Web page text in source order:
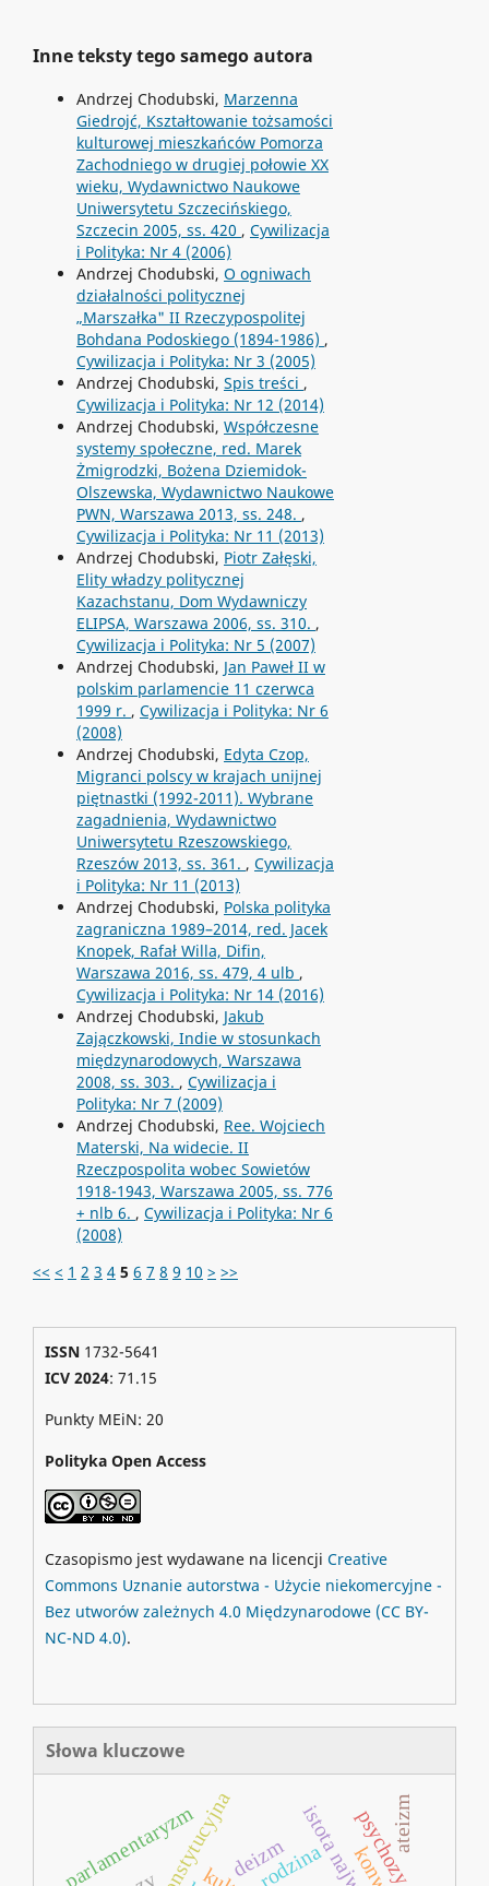
Inne teksty tego samego autora
Andrzej Chodubski, Marzenna
Giedrojć, Kształtowanie tożsamości
kulturowej mieszkańców Pomorza
Zachodniego w drugiej połowie XX
wieku, Wydawnictwo Naukowe
Uniwersytetu Szczecińskiego,
Szczecin 2005, ss. 420 , Cywilizacja
i Polityka: Nr 4 (2006)
Andrzej Chodubski, O ogniwach
działalności politycznej
„Marszałka" II Rzeczypospolitej
Bohdana Podoskiego (1894-1986) ,
Cywilizacja i Polityka: Nr 3 (2005)
Andrzej Chodubski, Spis treści ,
Cywilizacja i Polityka: Nr 12 (2014)
Andrzej Chodubski, Współczesne
systemy społeczne, red. Marek
Żmigrodzki, Bożena Dziemidok-
Olszewska, Wydawnictwo Naukowe
PWN, Warszawa 2013, ss. 248. ,
Cywilizacja i Polityka: Nr 11 (2013)
Andrzej Chodubski, Piotr Załęski,
Elity władzy politycznej
Kazachstanu, Dom Wydawniczy
ELIPSA, Warszawa 2006, ss. 310. ,
Cywilizacja i Polityka: Nr 5 (2007)
Andrzej Chodubski, Jan Paweł II w
polskim parlamencie 11 czerwca
1999 r. , Cywilizacja i Polityka: Nr 6
(2008)
Andrzej Chodubski, Edyta Czop,
Migranci polscy w krajach unijnej
piętnastki (1992-2011). Wybrane
zagadnienia, Wydawnictwo
Uniwersytetu Rzeszowskiego,
Rzeszów 2013, ss. 361. , Cywilizacja
i Polityka: Nr 11 (2013)
Andrzej Chodubski, Polska polityka
zagraniczna 1989–2014, red. Jacek
Knopek, Rafał Willa, Difin,
Warszawa 2016, ss. 479, 4 ulb ,
Cywilizacja i Polityka: Nr 14 (2016)
Andrzej Chodubski, Jakub
Zajączkowski, Indie w stosunkach
międzynarodowych, Warszawa
2008, ss. 303. , Cywilizacja i
Polityka: Nr 7 (2009)
Andrzej Chodubski, Ree. Wojciech
Materski, Na widecie. II
Rzeczpospolita wobec Sowietów
1918-1943, Warszawa 2005, ss. 776
+ nlb 6. , Cywilizacja i Polityka: Nr 6
(2008)
<< < 1 2 3 4 5 6 7 8 9 10 > >>
ISSN1732-5641
ICV 2024: 71.15
Punkty MEiN: 20
Polityka Open Access
Czasopismo jest wydawane na licencji Creative
Commons Uznanie autorstwa - Użycie niekomercyjne -
Bez utworów zależnych 4.0 Międzynarodowe (CC BY-
NC-ND 4.0).
Słowa kluczowe
rodzina
parlamentaryzm deizm psychozy
ateizm